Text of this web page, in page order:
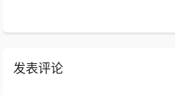
发表评论